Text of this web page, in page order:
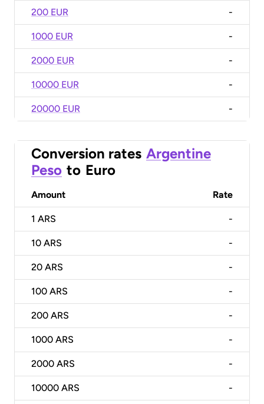
200 EUR -
1000 EUR -
2000 EUR -
10000 EUR -
20000 EUR -
Conversion rates Argentine
Peso to Euro
Amount Rate
1 ARS -
10 ARS -
20 ARS -
100 ARS -
200 ARS -
1000 ARS -
2000 ARS -
10000 ARS -